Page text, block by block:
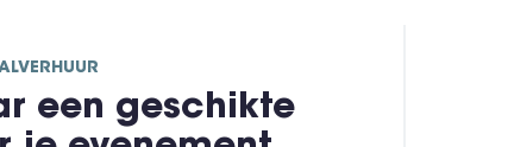
een geschikte